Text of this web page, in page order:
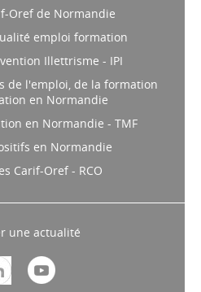
Oref de Normandie
emploi formation
Illettrisme - IPI
de l'emploi, de la formation
en Normandie
en Normandie - TMF
en Normandie
Carif-Oref - RCO
une actualité